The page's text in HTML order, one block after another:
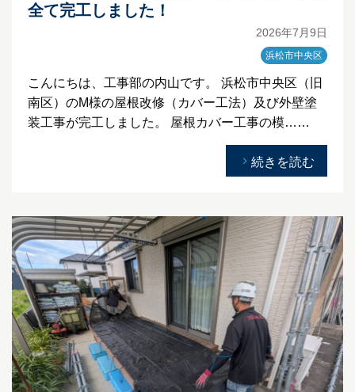
全て完工しました！
2026年7月9日
浜松市中央区
こんにちは、工事部の内山です。 浜松市中央区（旧
南区）のM様の屋根改修（カバー工法）及び外壁塗
装工事が完工しました。 屋根カバー工事の模……
続きを読む